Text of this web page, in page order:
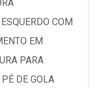
COM
EM
PARA
DE GOLA